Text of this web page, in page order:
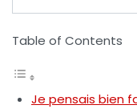
Table of Contents
Je pensais bien